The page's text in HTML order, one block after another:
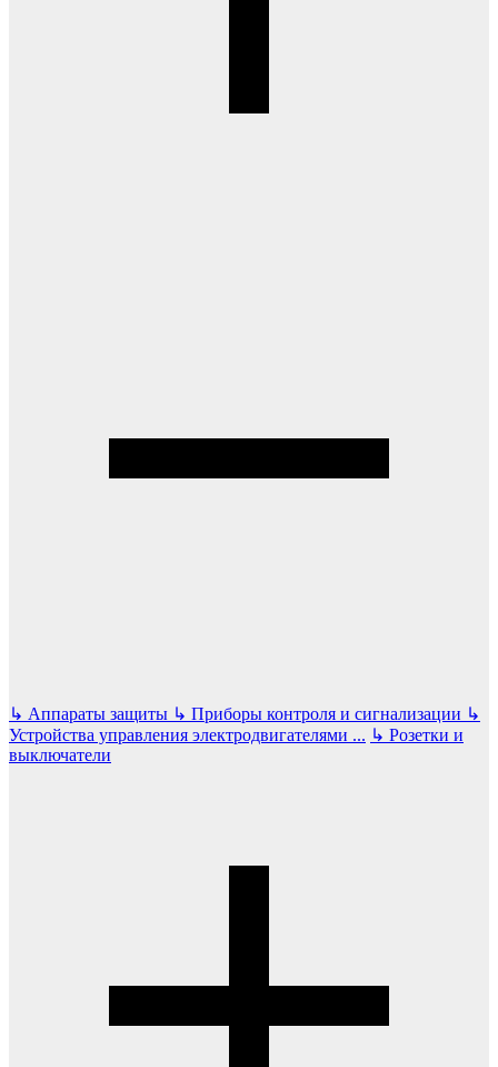
↳ Аппараты защиты ↳ Приборы контроля и сигнализации ↳
Устройства управления электродвигателями ... ↳ Розетки и
выключатели